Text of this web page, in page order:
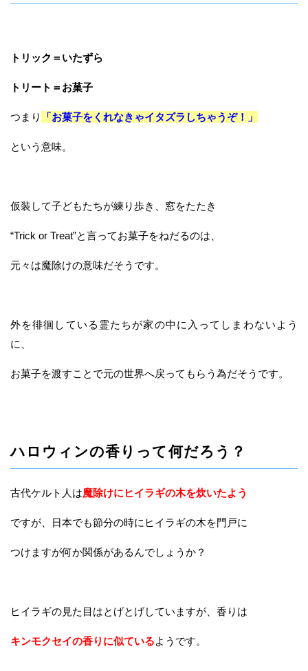
トリック＝いたずら
トリート＝お菓子
つまり 「お菓子をくれなきゃイタズラしちゃうぞ！」
という意味。
仮装して子どもたちが練り歩き、窓をたたき
“Trick or Treat”と言ってお菓子をねだるのは、
元々は魔除けの意味だそうです。
外を徘徊している霊たちが家の中に入ってしまわないよう
に、
お菓子を渡すことで元の世界へ戻ってもらう為だそうです。
ハロウィンの香りって何だろう？
古代ケルト人は魔除けにヒイラギの木を炊いたよう
ですが、日本でも節分の時にヒイラギの木を門戸に
つけますが何か関係があるんでしょうか？
ヒイラギの見た目はとげとげしていますが、香りは
キンモクセイの香りに似ているようです。